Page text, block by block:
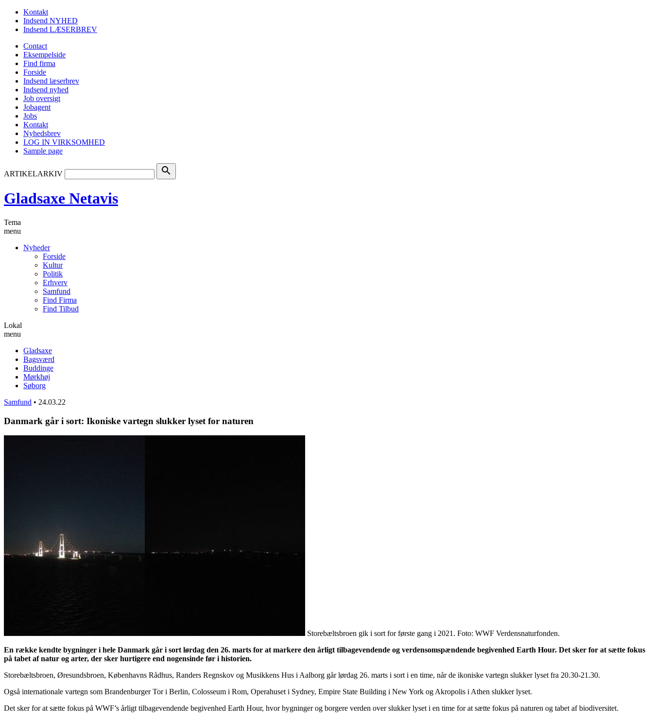
Kontakt
Indsend NYHED
Indsend LÆSERBREV
Contact
Eksempelside
Find firma
Forside
Indsend læserbrev
Indsend nyhed
Job oversigt
Jobagent
Jobs
Kontakt
Nyhedsbrev
LOG IN VIRKSOMHED
Sample page
ARTIKELARKIV search
Gladsaxe Netavis
Tema
menu
Nyheder
Forside
Kultur
Politik
Erhverv
Samfund
Find Firma
Find Tilbud
Lokal
menu
Gladsaxe
Bagsværd
Buddinge
Mørkhøj
Søborg
Samfund • 24.03.22
Danmark går i sort: Ikoniske vartegn slukker lyset for naturen
Storebæltsbroen gik i sort for første gang i 2021. Foto: WWF Verdensnaturfonden.
En række kendte bygninger i hele Danmark går i sort lørdag den 26. marts for at markere den årligt tilbagevendende og verdensomspændende begivenhed Earth Hour. Det sker for at sætte fokus
på tabet af natur og arter, der sker hurtigere end nogensinde før i historien.
Storebæltsbroen, Øresundsbroen, Københavns Rådhus, Randers Regnskov og Musikkens Hus i Aalborg går lørdag 26. marts i sort i en time, når de ikoniske vartegn slukker lyset fra 20.30-21.30.
Også internationale vartegn som Brandenburger Tor i Berlin, Colosseum i Rom, Operahuset i Sydney, Empire State Building i New York og Akropolis i Athen slukker lyset.
Det sker for at sætte fokus på WWF’s årligt tilbagevendende begivenhed Earth Hour, hvor bygninger og borgere verden over slukker lyset i en time for at sætte fokus på naturen og tabet af biodiversitet.